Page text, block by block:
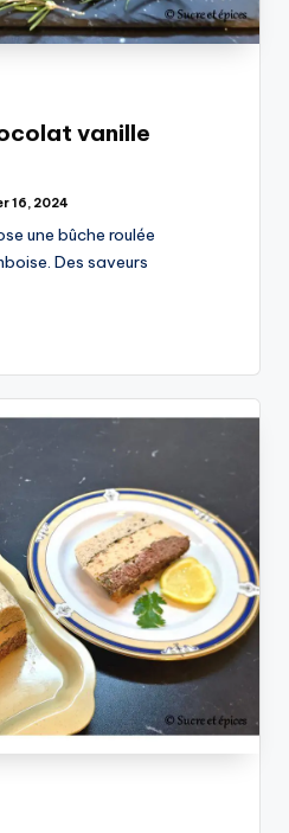
vanille
16, 2024
une bûche roulée
Des saveurs